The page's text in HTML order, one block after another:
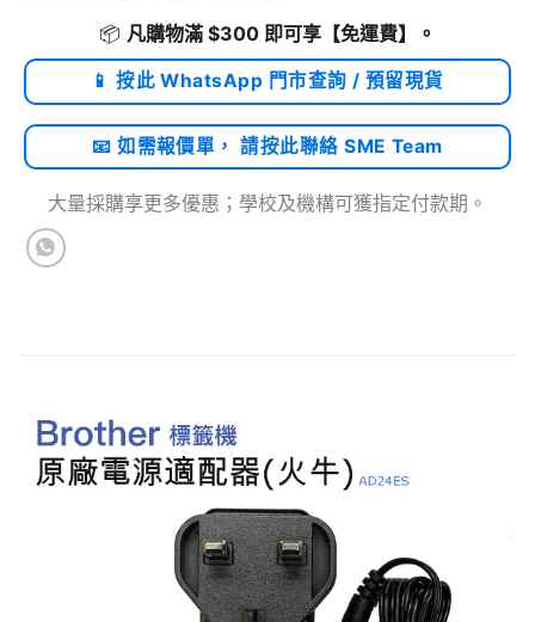
📦 凡購物滿 $300 即可享 【免運費】 。
📱 按此 WhatsApp 門市查詢 / 預留現貨
📧 如需報價單， 請按此聯絡 SME Team
大量採購享更多優惠；學校及機構可獲指定付款期。